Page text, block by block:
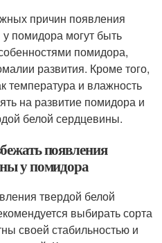
причин появления
помидора могут быть
помидора,
развития. Кроме того,
температура и влажность
на развитие помидора и
белой сердцевины.
появления
у помидора
твердой белой
выбирать сорта
своей стабильностью и